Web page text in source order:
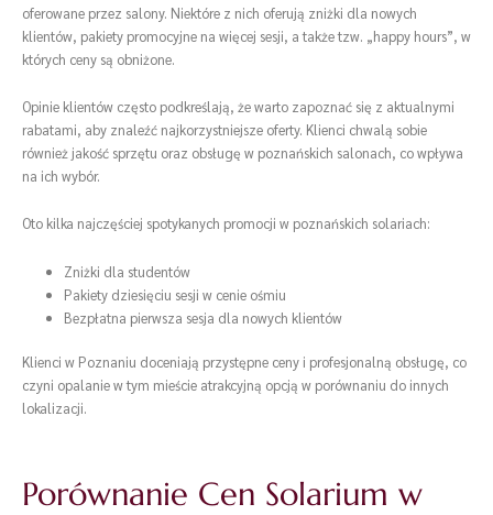
oferowane przez salony. Niektóre z nich oferują zniżki dla nowych
klientów, pakiety promocyjne na więcej sesji, a także tzw. „happy hours”, w
których ceny są obniżone.
Opinie klientów często podkreślają, że warto zapoznać się z aktualnymi
rabatami, aby znaleźć najkorzystniejsze oferty. Klienci chwalą sobie
również jakość sprzętu oraz obsługę w poznańskich salonach, co wpływa
na ich wybór.
Oto kilka najczęściej spotykanych promocji w poznańskich solariach:
Zniżki dla studentów
Pakiety dziesięciu sesji w cenie ośmiu
Bezpłatna pierwsza sesja dla nowych klientów
Klienci w Poznaniu doceniają przystępne ceny i profesjonalną obsługę, co
czyni opalanie w tym mieście atrakcyjną opcją w porównaniu do innych
lokalizacji.
Porównanie Cen Solarium w